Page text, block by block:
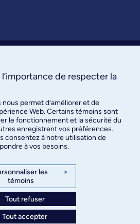
490
l’importance de respecter la
nous permet d’améliorer et de
Web. Certains témoins sont
le fonctionnement et la sécurité du
enregistrent vos préférences.
consentez à notre utilisation de
à vos besoins.
les
témoins
>
Tout refuser
Tout accepter